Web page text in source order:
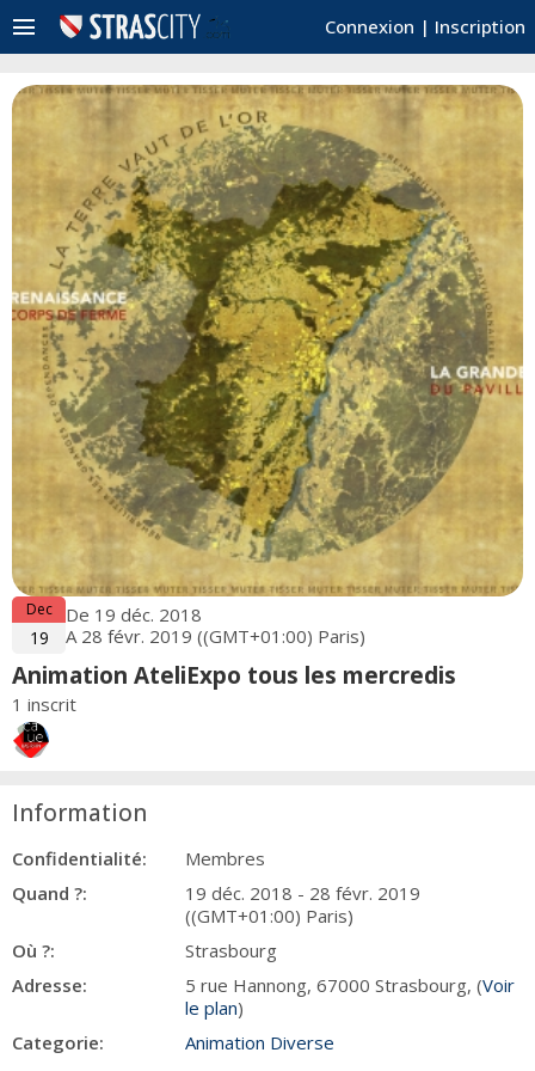
Connexion | Inscription
menu
Dec
19
De 19 déc. 2018
A 28 févr. 2019 ((GMT+01:00) Paris)
Animation AteliExpo tous les mercredis
1 inscrit
Information
Confidentialité:
Membres
Quand ?:
19 déc. 2018 - 28 févr. 2019
((GMT+01:00) Paris)
Où ?:
Strasbourg
Adresse:
5 rue Hannong, 67000 Strasbourg, (Voir
le plan)
Categorie:
Animation Diverse